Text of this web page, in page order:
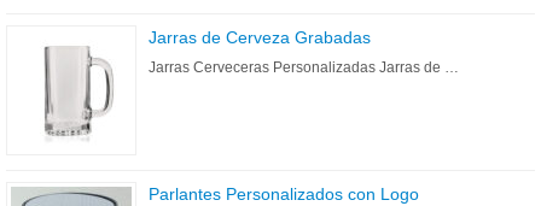
Jarras de Cerveza Grabadas
Jarras Cerveceras Personalizadas Jarras de …
Parlantes Personalizados con Logo